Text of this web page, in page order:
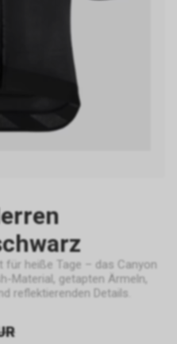
für heiße Tage – das Canyon
Material, getapten Ärmeln,
reflektierenden Details.